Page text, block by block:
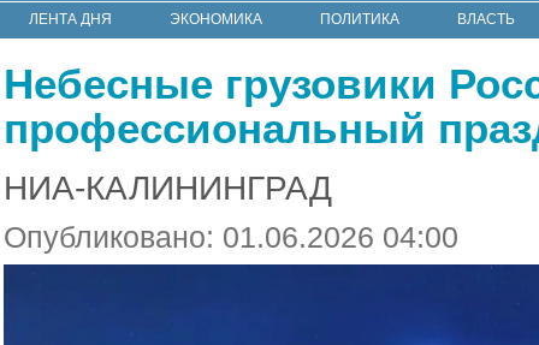
ЛЕНТА ДНЯ ЭКОНОМИКА ПОЛИТИКА
ВЛАСТЬ
RSS
Небесные грузовики
профессиональный
НИА-КАЛИНИНГРАД
Опубликовано: 01.06.2026 04:00